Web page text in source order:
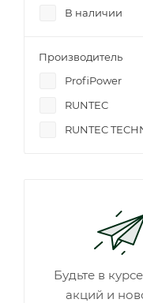
В наличии
Производитель
ProfiPower
RUNTEC
RUNTEC
Будьте в
акций и